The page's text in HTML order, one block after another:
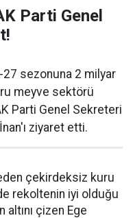
Parti Genel
sezonuna 2 milyar
meyve sektörü
Parti Genel Sekreteri
ziyaret etti.
çekirdeksiz kuru
rekoltenin iyi olduğu
çizen Ege